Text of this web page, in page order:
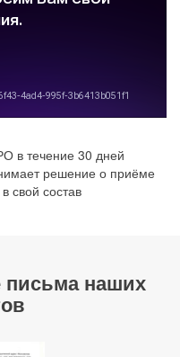
в течение 30 дней
решение о приёме
свой состав
письма наших